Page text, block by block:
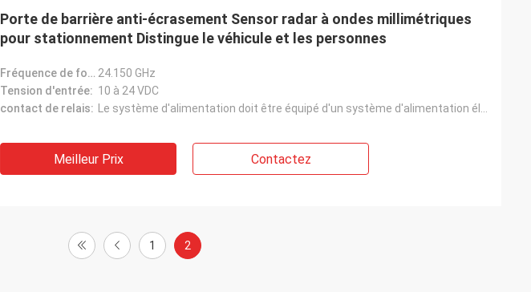
Porte de barrière anti-écrasement Sensor radar à ondes millimétriques
pour stationnement Distingue le véhicule et les personnes
Fréquence de fonctionnement: 24.150 GHz
Tension d'entrée: 10 à 24 VDC
contact de relais:
Meilleur Prix Contactez
1 2